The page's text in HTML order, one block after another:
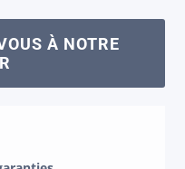
À NOTRE